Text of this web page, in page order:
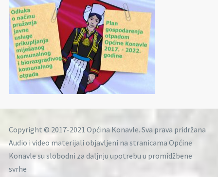
Copyright © 2017-2021 Općina Konavle. Sva prava pridržana
Audio i video materijali objavljeni na stranicama Općine
Konavle su slobodni za daljnju upotrebu u promidžbene
svrhe